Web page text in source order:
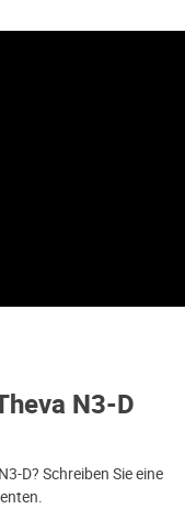
N3-D
D? Schreiben Sie eine